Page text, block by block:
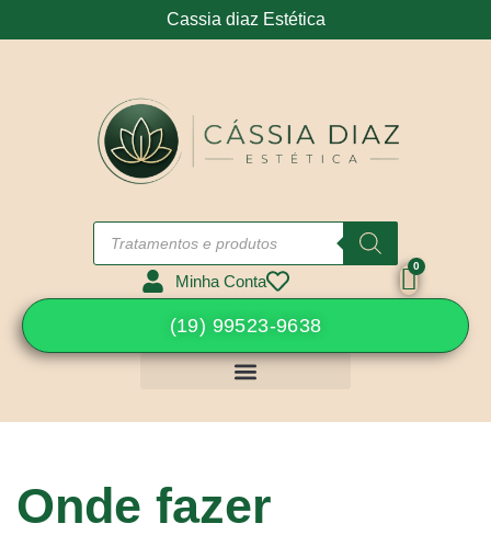
Cassia diaz Estética
Minha Conta
(19) 99523-9638
Onde fazer